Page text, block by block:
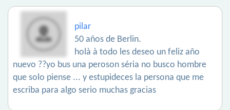
pilar
50 años de Berlin.
holà à todo les deseo un feliz año
nuevo ??yo bus una peroson séria no busco hombre
que solo piense ... y estupideces la persona que me
escriba para algo serio muchas gracias